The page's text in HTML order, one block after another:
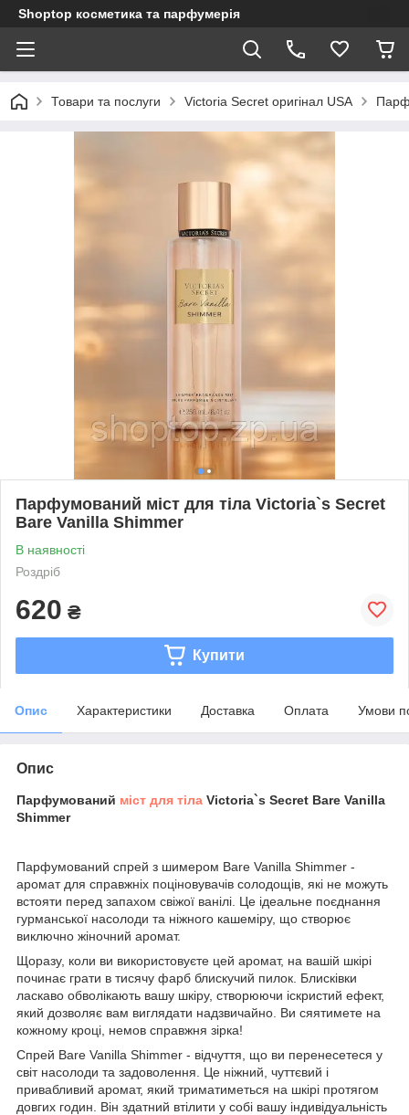
Shoptop косметика та парфумерія
Товари та послуги Victoria Secret оригінал USA
Парфумований міст для тіла Victoria`s Secret
Bare Vanilla Shimmer
В наявності
Роздріб
620 ₴
Купити
Опис Характеристики Доставка Оплата Умови
Опис
Парфумований міст для тіла Victoria`s Secret Bare Vanilla
Shimmer
Парфумований спрей з шимером Bare Vanilla Shimmer -
аромат для справжніх поціновувачів солодощів, які не можуть
встояти перед запахом свіжої ванілі. Це ідеальне поєднання
гурманської насолоди та ніжного кашеміру, що створює
виключно жіночний аромат.
Щоразу, коли ви використовуєте цей аромат, на вашій шкірі
починає грати в тисячу фарб блискучий пилок. Блисківки
ласкаво обволікають вашу шкіру, створюючи іскристий ефект,
який дозволяє вам виглядати надзвичайно. Ви сяятимете на
кожному кроці, немов справжня зірка!
Спрей Bare Vanilla Shimmer - відчуття, що ви перенесетеся у
світ насолоди та задоволення. Це ніжний, чуттєвий і
привабливий аромат, який триматиметься на шкірі протягом
довгих годин. Він здатний втілити у собі вашу індивідуальність